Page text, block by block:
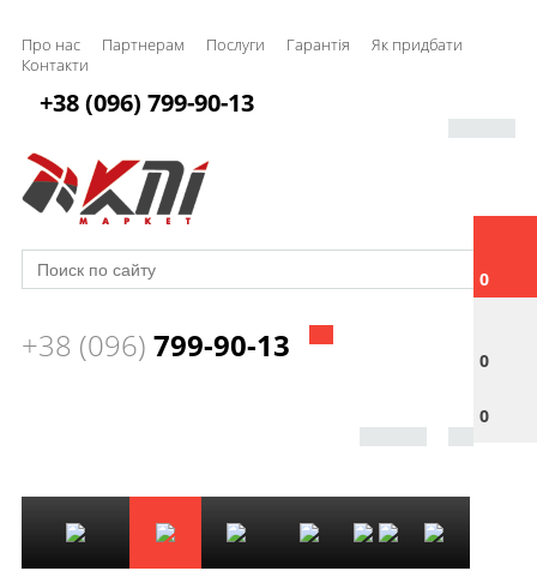
Про нас Партнерам Послуги Гарантія
Як придбати
Контакти
0
0
0
+38 (096) 799-90-13
+38 (096) 799-90-13